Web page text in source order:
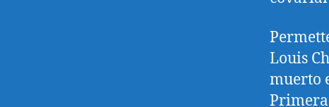
Louis
muerto